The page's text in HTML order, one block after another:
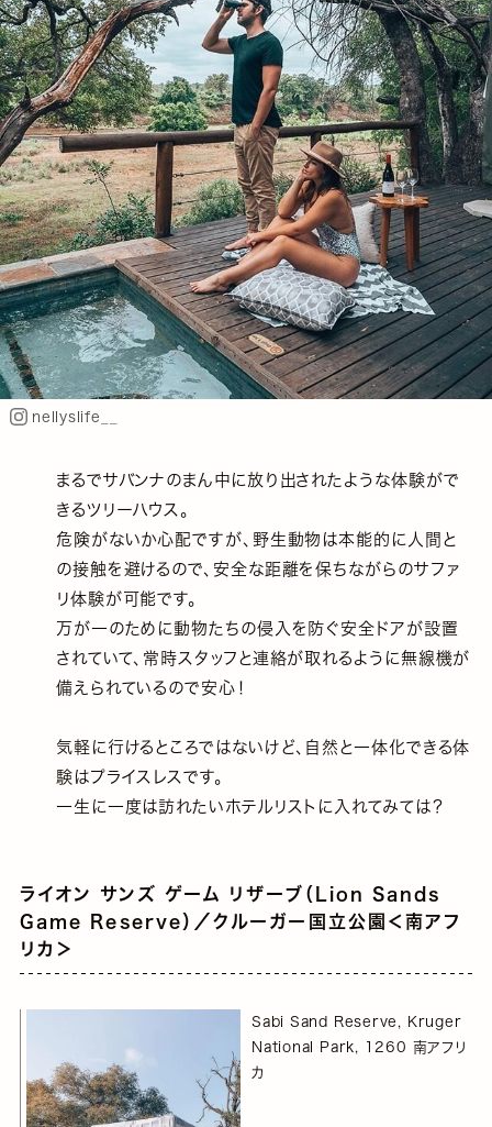
nellyslife__
まるでサバンナのまん中に放り出されたような体験がで
きるツリーハウス。
危険がないか心配ですが、野生動物は本能的に人間と
の接触を避けるので、安全な距離を保ちながらのサファ
リ体験が可能です。
万が一のために動物たちの侵入を防ぐ安全ドアが設置
されていて、常時スタッフと連絡が取れるように無線機が
備えられているので安心！
気軽に行けるところではないけど、自然と一体化できる体
験はプライスレスです。
一生に一度は訪れたいホテルリストに入れてみては？
ライオン サンズ ゲーム リザーブ（Lion Sands
Game Reserve）／クルーガー国立公園＜南アフ
リカ＞
Sabi Sand Reserve, Kruger
National Park, 1260 南アフリ
カ